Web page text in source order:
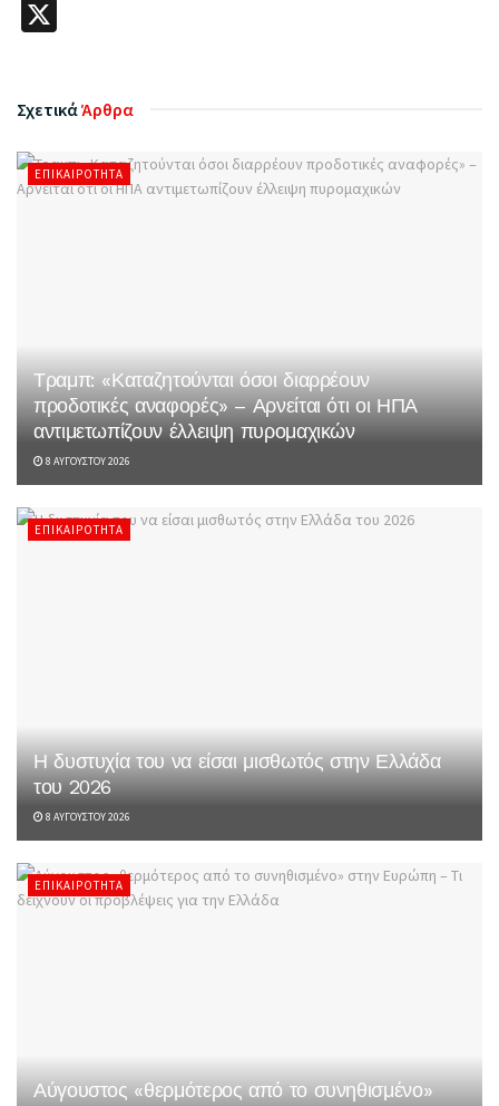
ΣχετικάΆρθρα
ΕΠΙΚΑΙΡΌΤΗΤΑ
Τραμπ: «Καταζητούνται όσοι διαρρέουν
προδοτικές αναφορές» – Αρνείται ότι οι ΗΠΑ
αντιμετωπίζουν έλλειψη πυρομαχικών
8 ΑΥΓΟΎΣΤΟΥ 2026
ΕΠΙΚΑΙΡΌΤΗΤΑ
Η δυστυχία του να είσαι μισθωτός στην Ελλάδα
του 2026
8 ΑΥΓΟΎΣΤΟΥ 2026
ΕΠΙΚΑΙΡΌΤΗΤΑ
Αύγουστος «θερμότερος από το συνηθισμένο»